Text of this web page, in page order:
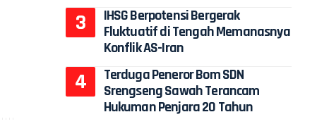
IHSG Berpotensi Bergerak
Fluktuatif di Tengah Memanasnya
Konflik AS-Iran
Terduga Peneror Bom SDN
Srengseng Sawah Terancam
Hukuman Penjara 20 Tahun